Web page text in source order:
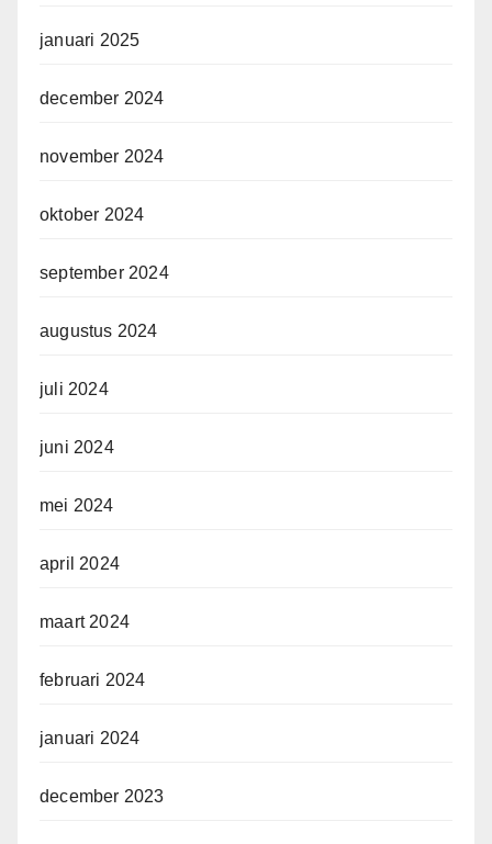
januari 2025
december 2024
november 2024
oktober 2024
september 2024
augustus 2024
juli 2024
juni 2024
mei 2024
april 2024
maart 2024
februari 2024
januari 2024
december 2023